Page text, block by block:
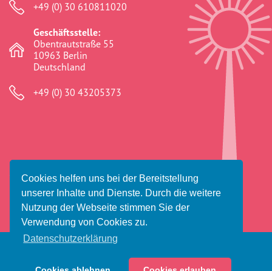
Cookies helfen uns bei der Bereitstellung
unserer Inhalte und Dienste. Durch die weitere
Nutzung der Webseite stimmen Sie der
Verwendung von Cookies zu.
Datenschutzerklärung
+49 (0) 30 610811020
Geschäftsstelle:
Obentrautstraße 55
10963 Berlin
Deutschland
+49 (0) 30 43205373
© 2026 Amaro Foro e.V.
Impressum
Datenschutz Haftungsausschluss